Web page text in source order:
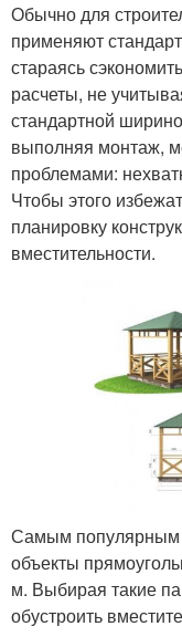
Обычно для
применяют
стараясь
расчеты, не
стандартной
выполняя монтаж,
проблемами:
Чтобы этого
планировку
вместительности.
Самым популярным
объекты
м. Выбирая такие
обустроить